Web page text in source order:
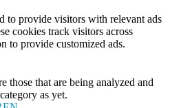
to provide visitors with relevant ads
cookies track visitors across
to provide customized ads.
those that are being analyzed and
as yet.